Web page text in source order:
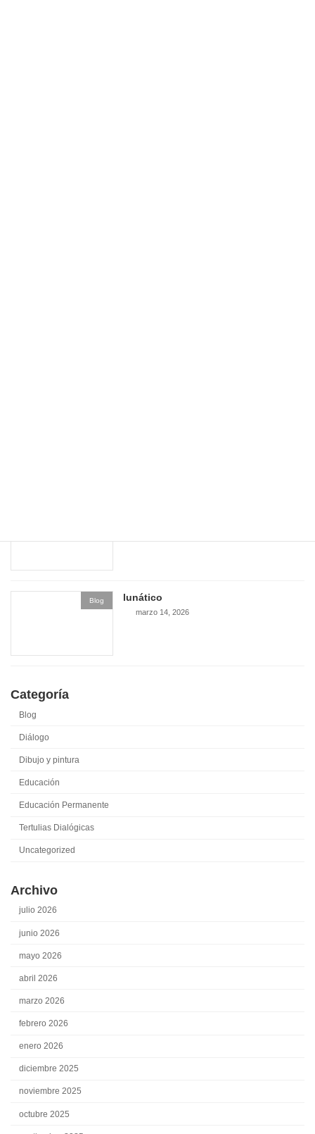
Blog lunático
marzo 14, 2026
Categoría
Blog
Diálogo
Dibujo y pintura
Educación
Educación Permanente
Tertulias Dialógicas
Uncategorized
Archivo
julio 2026
junio 2026
mayo 2026
abril 2026
marzo 2026
febrero 2026
enero 2026
diciembre 2025
noviembre 2025
octubre 2025